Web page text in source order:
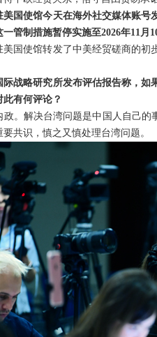
国使馆今天在海外社交媒体账
管制措施暂停实施至2026年11月
国使馆转发了中美经贸磋商的
际战略研究所发布评估报告称，
有何评论？
。解决台湾问题是中国人自己
共识，慎之又慎处理台湾问题。